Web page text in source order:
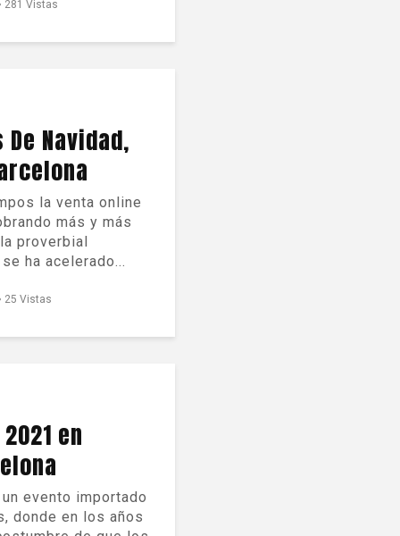
281 Vistas
Navidad,
la venta online
más y más
proverbial
ha acelerado...
25 Vistas
en
evento importado
donde en los años